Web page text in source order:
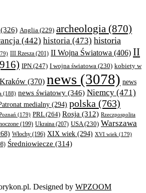
(326) Anglia (229) archeologia (870)
(442) historia (473) historia
III Rzesza (201) II Wojna Światowa (406) II
IPN (247) I wojna światowa (230) kobiety w
Kraków (370) news (3078) news
(188) news światowy (346) Niemcy (471)
medialny (294) polska (763)
(179) PRL(264) Rosja (312) Rzeczpospolita
(199) Ukraina (207) USA(230) Warszawa
Włochy (196) XIX wiek (294) XVI wiek (179)
Średniowiecze (314)
Designed by WPZOOM